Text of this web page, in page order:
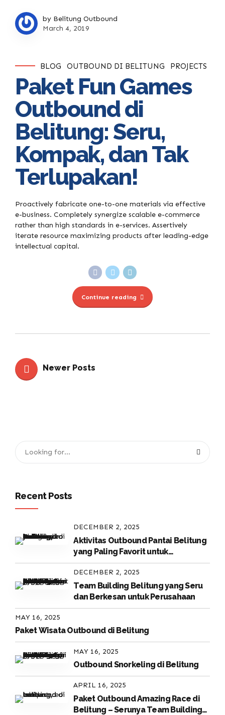
by Belitung Outbound
March 4, 2019
BLOG OUTBOUND DI BELITUNG PROJECTS
Paket Fun Games
Outbound di
Belitung: Seru,
Kompak, dan Tak
Terlupakan!
Proactively fabricate one-to-one materials via effective
e-business. Completely synergize scalable e-commerce
rather than high standards in e-services. Assertively
iterate resource maximizing products after leading-edge
intellectual capital.
Continue reading
Newer Posts
Recent Posts
DECEMBER 2, 2025
Aktivitas Outbound Pantai Belitung
yang Paling Favorit untuk
Perusahaan
DECEMBER 2, 2025
Team Building Belitung yang Seru
dan Berkesan untuk Perusahaan
MAY 16, 2025
Paket Wisata Outbound di Belitung
MAY 16, 2025
Outbound Snorkeling di Belitung
APRIL 16, 2025
Paket Outbound Amazing Race di
Belitung – Serunya Team Building